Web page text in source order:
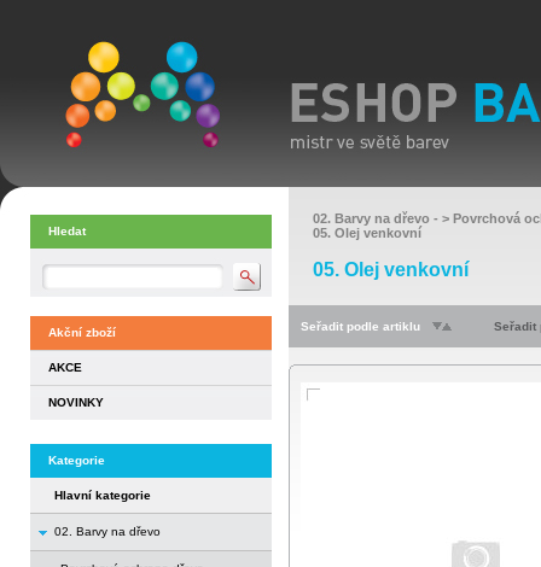
Hledat
Akční zboží
AKCE
NOVINKY
Kategorie
Hlavní kategorie
02. Barvy na dřevo
02. Barvy na dřevo - > Povrchová
05. Olej venkovní
05. Olej venkovní
Seřadit podle artiklu Seřadit